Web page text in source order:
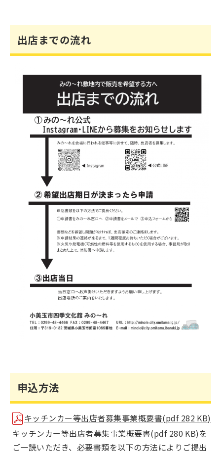
出店までの流れ
申込方法
キッチンカー等出店者募集事業概要書(pdf 282 KB)
キッチンカー等出店者募集事業概要書(pdf 280 KB)を
ご一読いただき、必要書類を以下の方法によりご提出